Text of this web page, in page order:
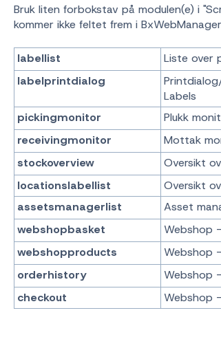
Bruk liten forbokstav på modulen(e) i
kommer ikke feltet frem i
labellist
Liste over
labelprintdialog
Labels
pickingmonitor
Plukk
receivingmonitor
Mottak
stockoverview
Oversikt
locationslabellist
Oversikt
assetsmanagerlist
Asset
webshopbasket
Webshop
webshopproducts
Webshop
orderhistory
Webshop
checkout
Webshop